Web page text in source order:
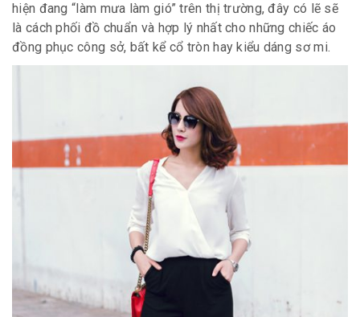
hiện đang “làm mưa làm gió” trên thị trường, đây có lẽ sẽ
là cách phối đồ chuẩn và hợp lý nhất cho những chiếc áo
đồng phục công sở, bất kể cổ tròn hay kiểu dáng sơ mi.